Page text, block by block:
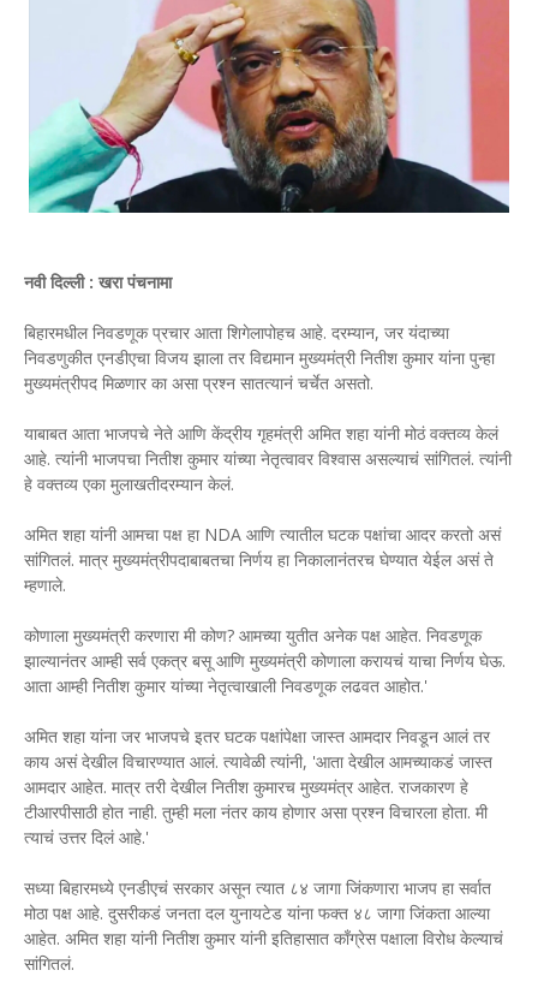
नवी दिल्ली : खरा पंचनामा
बिहारमधील निवडणूक प्रचार आता शिगेलापोहच आहे. दरम्यान, जर यंदाच्या
निवडणुकीत एनडीएचा विजय झाला तर विद्यमान मुख्यमंत्री नितीश कुमार यांना पुन्हा
मुख्यमंत्रीपद मिळणार का असा प्रश्न सातत्यानं चर्चेत असतो.
याबाबत आता भाजपचे नेते आणि केंद्रीय गृहमंत्री अमित शहा यांनी मोठं वक्तव्य केलं
आहे. त्यांनी भाजपचा नितीश कुमार यांच्या नेतृत्वावर विश्वास असल्याचं सांगितलं. त्यांनी
हे वक्तव्य एका मुलाखतीदरम्यान केलं.
अमित शहा यांनी आमचा पक्ष हा NDA आणि त्यातील घटक पक्षांचा आदर करतो असं
सांगितलं. मात्र मुख्यमंत्रीपदाबाबतचा निर्णय हा निकालानंतरच घेण्यात येईल असं ते
म्हणाले.
कोणाला मुख्यमंत्री करणारा मी कोण? आमच्या युतीत अनेक पक्ष आहेत. निवडणूक
झाल्यानंतर आम्ही सर्व एकत्र बसू आणि मुख्यमंत्री कोणाला करायचं याचा निर्णय घेऊ.
आता आम्ही नितीश कुमार यांच्या नेतृत्वाखाली निवडणूक लढवत आहोत.'
अमित शहा यांना जर भाजपचे इतर घटक पक्षांपेक्षा जास्त आमदार निवडून आलं तर
काय असं देखील विचारण्यात आलं. त्यावेळी त्यांनी, 'आता देखील आमच्याकडं जास्त
आमदार आहेत. मात्र तरी देखील नितीश कुमारच मुख्यमंत्र आहेत. राजकारण हे
टीआरपीसाठी होत नाही. तुम्ही मला नंतर काय होणार असा प्रश्न विचारला होता. मी
त्याचं उत्तर दिलं आहे.'
सध्या बिहारमध्ये एनडीएचं सरकार असून त्यात ८४ जागा जिंकणारा भाजप हा सर्वात
मोठा पक्ष आहे. दुसरीकडं जनता दल युनायटेड यांना फक्त ४८ जागा जिंकता आल्या
आहेत. अमित शहा यांनी नितीश कुमार यांनी इतिहासात काँग्रेस पक्षाला विरोध केल्याचं
सांगितलं.